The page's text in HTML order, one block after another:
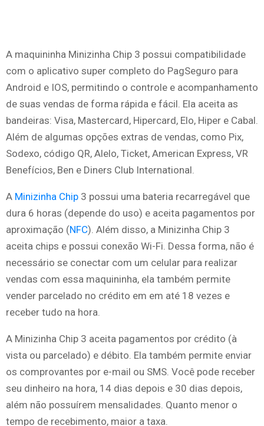
A maquininha Minizinha Chip 3 possui compatibilidade
com o aplicativo super completo do PagSeguro para
Android e IOS, permitindo o controle e acompanhamento
de suas vendas de forma rápida e fácil. Ela aceita as
bandeiras: Visa, Mastercard, Hipercard, Elo, Hiper e Cabal.
Além de algumas opções extras de vendas, como Pix,
Sodexo, código QR, Alelo, Ticket, American Express, VR
Benefícios, Ben e Diners Club International.
A Minizinha Chip 3 possui uma bateria recarregável que
dura 6 horas (depende do uso) e aceita pagamentos por
aproximação (NFC). Além disso, a Minizinha Chip 3
aceita chips e possui conexão Wi-Fi. Dessa forma, não é
necessário se conectar com um celular para realizar
vendas com essa maquininha, ela também permite
vender parcelado no crédito em em até 18 vezes e
receber tudo na hora.
A Minizinha Chip 3 aceita pagamentos por crédito (à
vista ou parcelado) e débito. Ela também permite enviar
os comprovantes por e-mail ou SMS. Você pode receber
seu dinheiro na hora, 14 dias depois e 30 dias depois,
além não possuírem mensalidades. Quanto menor o
tempo de recebimento, maior a taxa.